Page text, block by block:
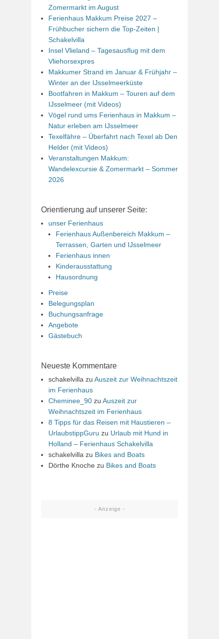
Zomermarkt im August
Ferienhaus Makkum Preise 2027 –
Frühbucher sichern die Top-Zeiten |
Schakelvilla
Insel Vlieland – Tagesausflug mit dem
Vliehorsexpres
Makkumer Strand im Januar & Frühjahr –
Winter an der IJsselmeerküste
Bootfahren in Makkum – Touren auf dem
IJsselmeer (mit Videos)
Vögel rund ums Ferienhaus in Makkum –
Natur erleben am IJsselmeer
Texelfähre – Überfahrt nach Texel ab Den
Helder (mit Videos)
Veranstaltungen Makkum:
Wandelexcursie & Zomermarkt – Sommer
2026
Orientierung auf unserer Seite:
unser Ferienhaus
Ferienhaus Außenbereich Makkum –
Terrassen, Garten und IJsselmeer
Ferienhaus innen
Kinderausstattung
Hausordnung
Preise
Belegungsplan
Buchungsanfrage
Angebote
Gästebuch
Neueste Kommentare
schakelvilla zu Auszeit zur Weihnachtszeit
im Ferienhaus
Cheminee_90 zu Auszeit zur
Weihnachtszeit im Ferienhaus
8 Tipps für das Reisen mit Haustieren –
UrlaubstippGuru zu Urlaub mit Hund in
Holland – Ferienhaus Schakelvilla
schakelvilla zu Bikes and Boats
Dörthe Knoche zu Bikes and Boats
- Anzeige -